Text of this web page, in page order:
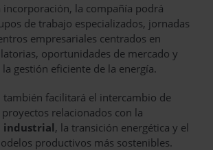
incorporación, la compañía podrá
de trabajo especializados, jornadas
empresariales centrados en
oportunidades de mercado y
gestión eficiente de la energía.
también facilitará el intercambio de
relacionados con la
industrial, la transición energética y el
productivos más sostenibles.